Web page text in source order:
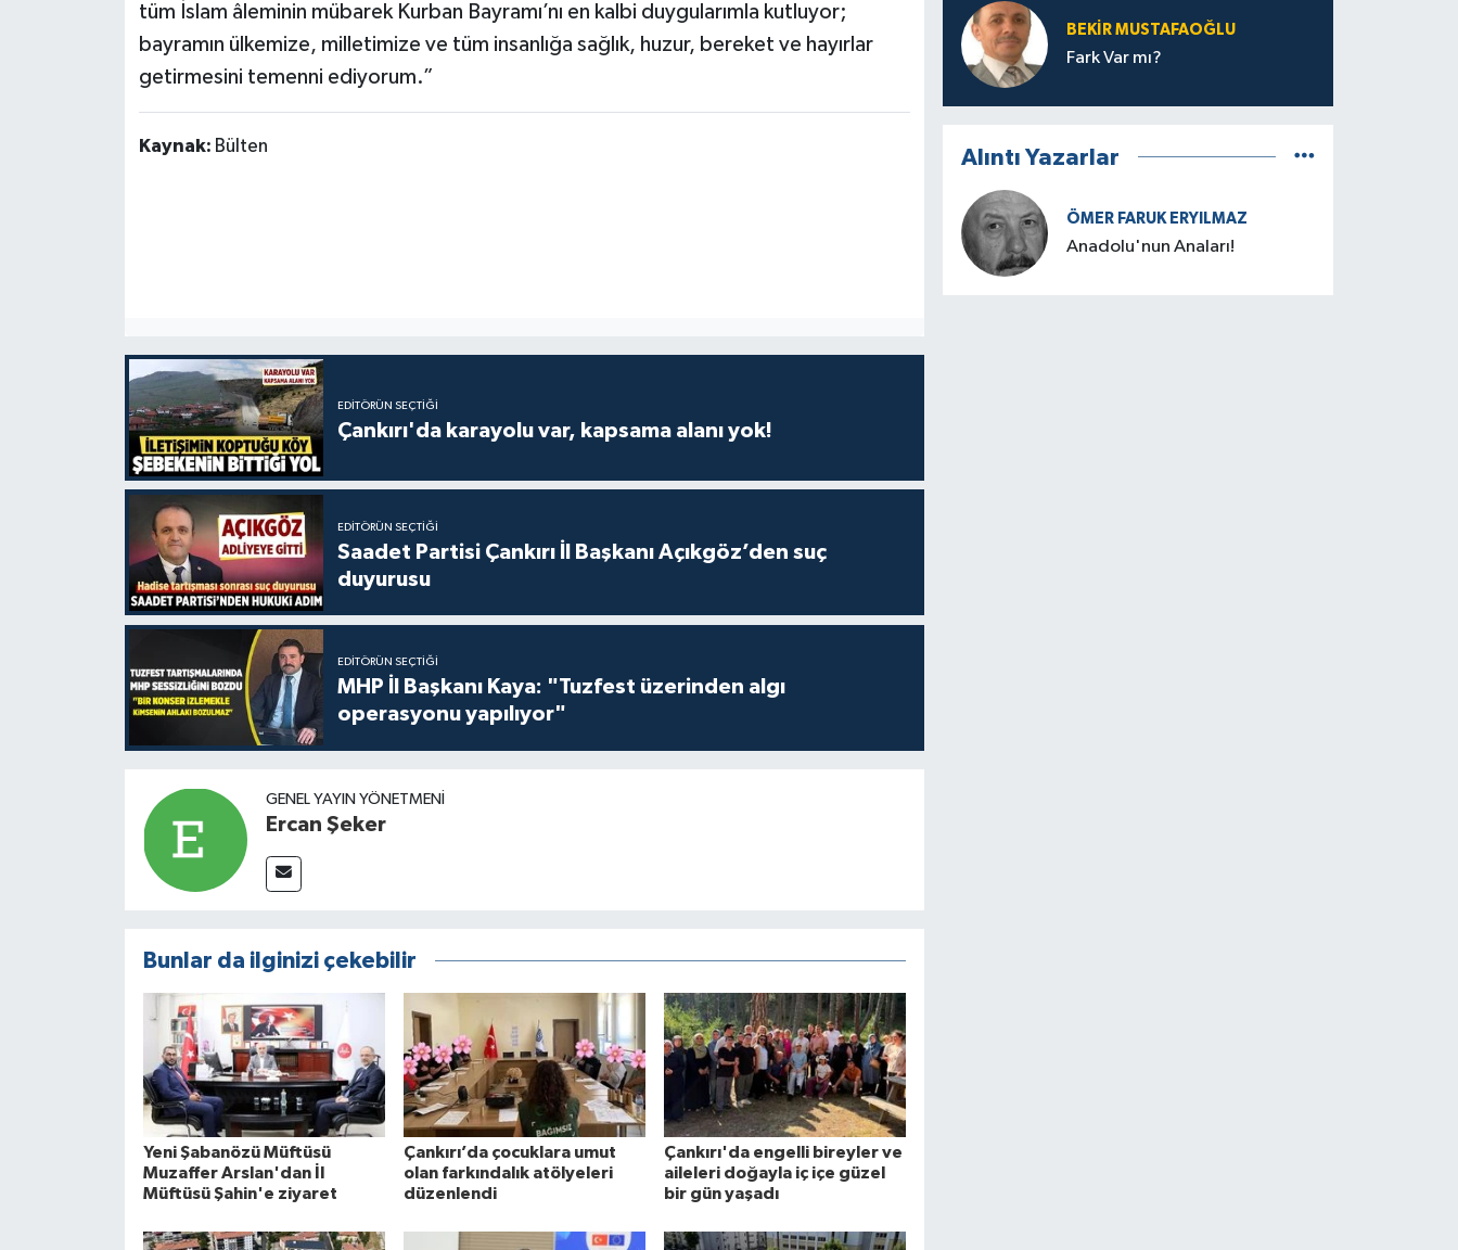
tüm İslam âleminin mübarek Kurban Bayramı’nı en kalbi duygularımla kutluyor;
bayramın ülkemize, milletimize ve tüm insanlığa sağlık, huzur, bereket ve hayırlar
getirmesini temenni ediyorum.”
Kaynak: Bülten
EDITÖRÜN SEÇTIĞI
Çankırı'da karayolu var, kapsama alanı yok!
EDITÖRÜN SEÇTIĞI
Saadet Partisi Çankırı İl Başkanı Açıkgöz’den suç
duyurusu
EDITÖRÜN SEÇTIĞI
MHP İl Başkanı Kaya: "Tuzfest üzerinden algı
operasyonu yapılıyor"
GENEL YAYIN YÖNETMENI
Ercan Şeker
Bunlar da ilginizi çekebilir
Yeni Şabanözü Müftüsü
Muzaffer Arslan'dan İl
Müftüsü Şahin'e ziyaret
Çankırı’da çocuklara umut
olan farkındalık atölyeleri
düzenlendi
Çankırı'da engelli bireyler ve
aileleri doğayla iç içe güzel
bir gün yaşadı
BEKIR MUSTAFAOĞLU
Fark Var mı?
Alıntı Yazarlar
ÖMER FARUK ERYILMAZ
Anadolu'nun Anaları!